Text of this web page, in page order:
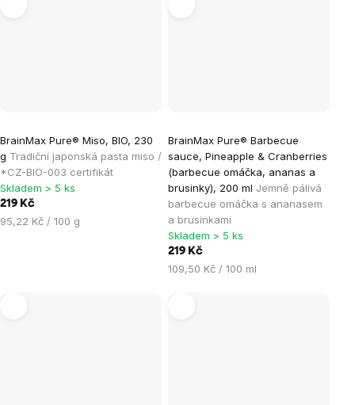
BrainMax Pure® Miso, BIO, 230
g Tradiční japonská pasta miso /
*CZ-BIO-003 certifikát
Skladem > 5 ks
219 Kč
Měrná
95,22 Kč / 100 g
BrainMax Pure® Barbecue
sauce, Pineapple & Cranberries
(barbecue omáčka, ananas a
brusinky), 200 ml Jemně pálivá
barbecue omáčka s ananasem
a brusinkami
Skladem > 5 ks
219 Kč
Měrná
109,50 Kč / 100 ml